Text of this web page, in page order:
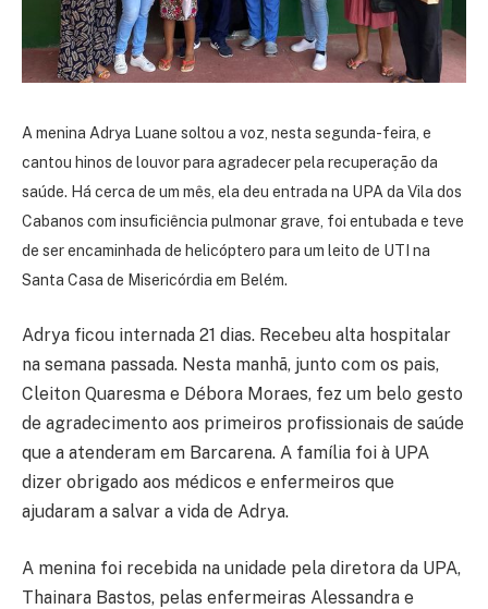
A menina Adrya Luane soltou a voz, nesta segunda-feira, e
cantou hinos de louvor para agradecer pela recuperação da
saúde. Há cerca de um mês, ela deu entrada na UPA da Vila dos
Cabanos com insuficiência pulmonar grave, foi entubada e teve
de ser encaminhada de helicóptero para um leito de UTI na
Santa Casa de Misericórdia em Belém.
Adrya ficou internada 21 dias. Recebeu alta hospitalar
na semana passada. Nesta manhã, junto com os pais,
Cleiton Quaresma e Débora Moraes, fez um belo gesto
de agradecimento aos primeiros profissionais de saúde
que a atenderam em Barcarena. A família foi à UPA
dizer obrigado aos médicos e enfermeiros que
ajudaram a salvar a vida de Adrya.
A menina foi recebida na unidade pela diretora da UPA,
Thainara Bastos, pelas enfermeiras Alessandra e